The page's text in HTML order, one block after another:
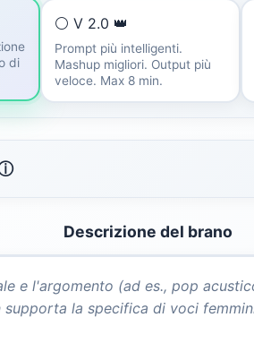
di
⚪ V 2.0 👑
Prompt più intelligenti.
Mashup migliori. Output più
veloce. Max 8 min.
Descrizione del brano